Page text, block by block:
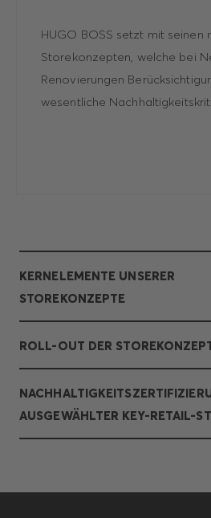
HUGO BOSS setzt mit seinen
Storekonzepten, welche bei
Renovierungen
wesentliche
KERNELEMENTE UNSERER
STOREKONZEPTE
ROLL-OUT DER
AUSGEWÄHLTER KEY-RETAIL-